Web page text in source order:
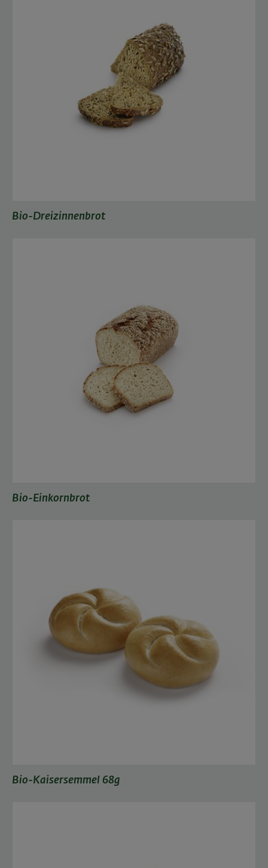
Bio-Dreizinnenbrot
Bio-Einkornbrot
Bio-Kaisersemmel 68g